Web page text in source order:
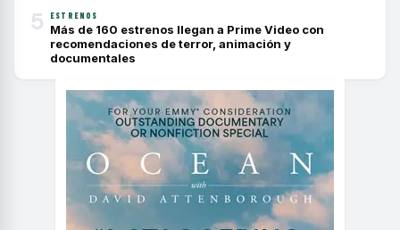
5 ESTRENOS
Más de 160 estrenos llegan a Prime Video con
recomendaciones de terror, animación y
documentales